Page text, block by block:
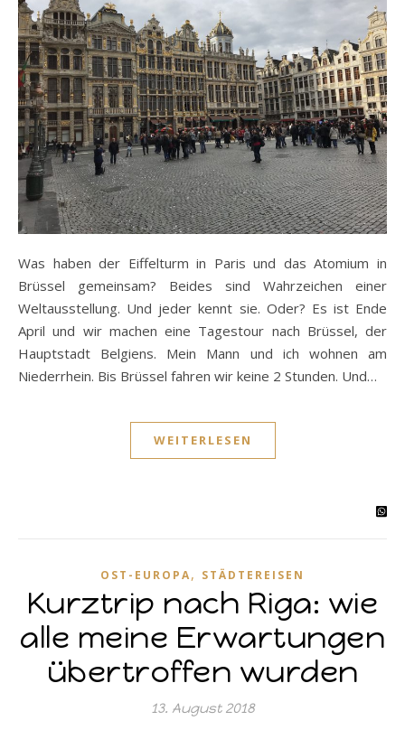
Was haben der Eiffelturm in Paris und das Atomium in
Brüssel gemeinsam? Beides sind Wahrzeichen einer
Weltausstellung. Und jeder kennt sie. Oder? Es ist Ende
April und wir machen eine Tagestour nach Brüssel, der
Hauptstadt Belgiens. Mein Mann und ich wohnen am
Niederrhein. Bis Brüssel fahren wir keine 2 Stunden. Und…
WEITERLESEN
OST-EUROPA, STÄDTEREISEN
Kurztrip nach Riga: wie
alle meine Erwartungen
übertroffen wurden
13. August 2018